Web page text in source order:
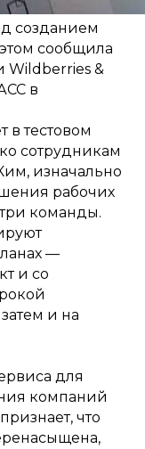
созданием
сообщила
Wildberries &
в
тестовом
сотрудникам
изначально
рабочих
команды.
—
и со
и на
для
компаний
что